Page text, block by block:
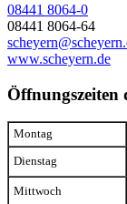
08441 8064-0
08441 8064-64
www.scheyern.de
Öffnungszeiten
Montag
Dienstag
Mittwoch